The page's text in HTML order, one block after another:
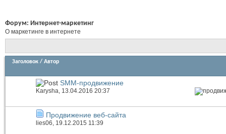
Форум: Интернет-маркетинг
О маркетинге в интернете
Заголовок / Автор
SMM-продвижение
Karysha, 13.04.2016 20:37
Продвижение веб-сайта
lies06, 19.12.2015 11:39